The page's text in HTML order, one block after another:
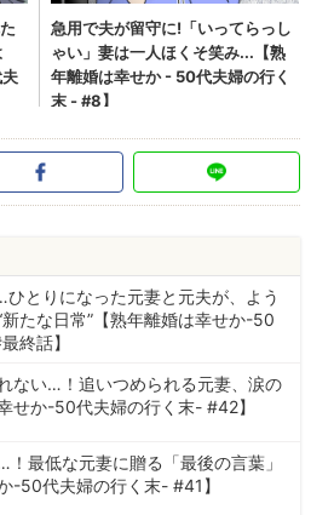
とりになった元妻と元夫が、よう
たな日常”【熟年離婚は幸せか-50
終話】
ない…！追いつめられる元妻、涙の
せか-50代夫婦の行く末- #42】
最低な元妻に贈る「最後の言葉」
-50代夫婦の行く末- #41】